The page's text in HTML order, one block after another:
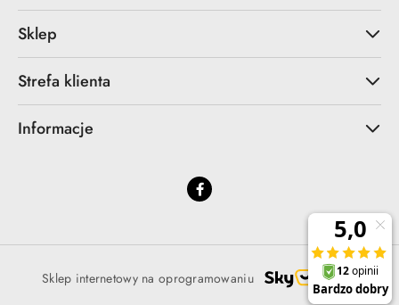
Sklep
Strefa klienta
Informacje
Sklep internetowy na oprogramowaniu